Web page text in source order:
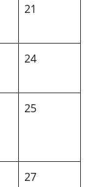
21
24
25
27